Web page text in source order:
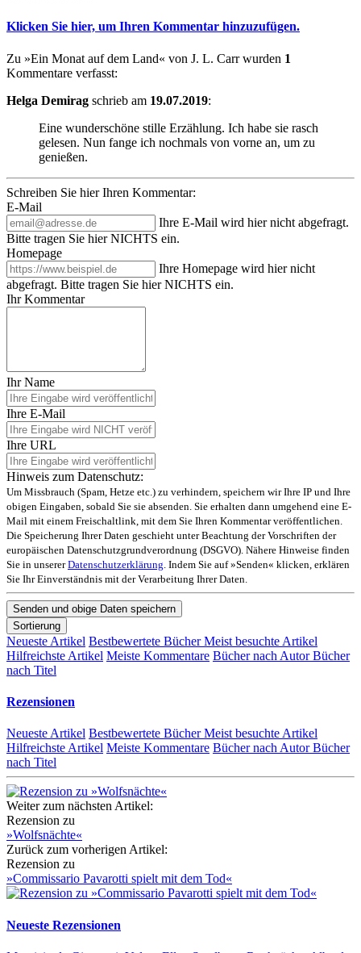
Klicken Sie hier, um Ihren Kommentar hinzuzufügen.
Zu »Ein Monat auf dem Land« von J. L. Carr wurden 1
Kommentare verfasst:
Helga Demirag schrieb am 19.07.2019:
Eine wunderschöne stille Erzählung. Ich habe sie rasch
gelesen. Nun fange ich nochmals von vorne an, um zu
genießen.
Schreiben Sie hier Ihren Kommentar:
E-Mail
Ihre E-Mail wird hier nicht abgefragt.
Bitte tragen Sie hier NICHTS ein.
Homepage
Ihre Homepage wird hier nicht
abgefragt. Bitte tragen Sie hier NICHTS ein.
Ihr Kommentar
Ihr Name
Ihre E-Mail
Ihre URL
Hinweis zum Datenschutz:
Um Missbrauch (Spam, Hetze etc.) zu verhindern, speichern wir Ihre IP und Ihre
obigen Eingaben, sobald Sie sie absenden. Sie erhalten dann umgehend eine E-
Mail mit einem Freischaltlink, mit dem Sie Ihren Kommentar veröffentlichen.
Die Speicherung Ihrer Daten geschieht unter Beachtung der Vorschriften der
europäischen Datenschutzgrundverordnung (DSGVO). Nähere Hinweise finden
Sie in unsererDatenschutzerklärung . Indem Sie auf »Senden« klicken, erklären
Sie Ihr Einverständnis mit der Verarbeitung Ihrer Daten.
Sortierung
Neueste Artikel Bestbewertete BücherMeist besuchte Artikel
Hilfreichste Artikel Meiste Kommentare Bücher nach AutorBücher
nach Titel
Rezensionen
Neueste Artikel Bestbewertete BücherMeist besuchte Artikel
Hilfreichste Artikel Meiste Kommentare Bücher nach AutorBücher
nach Titel
Weiter zum nächsten Artikel:
Rezension zu
»Wolfsnächte«
Zurück zum vorherigen Artikel:
Rezension zu
»Commissario Pavarotti spielt mit dem Tod«
Neueste Rezensionen